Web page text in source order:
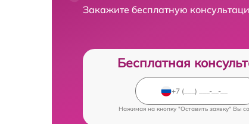
Закажите бесплатную
Бесплатная
Нажимая на кнопку "Оставить заявку" Вы